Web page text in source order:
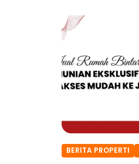
BERITA PROPERTI